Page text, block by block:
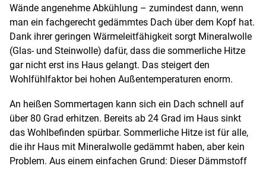
Wände angenehme Abkühlung – zumindest dann, wenn
man ein fachgerecht gedämmtes Dach über dem Kopf hat.
Dank ihrer geringen Wärmeleitfähigkeit sorgt Mineralwolle
(Glas- und Steinwolle) dafür, dass die sommerliche Hitze
gar nicht erst ins Haus gelangt. Das steigert den
Wohlfühlfaktor bei hohen Außentemperaturen enorm.
An heißen Sommertagen kann sich ein Dach schnell auf
über 80 Grad erhitzen. Bereits ab 24 Grad im Haus sinkt
das Wohlbefinden spürbar. Sommerliche Hitze ist für alle,
die ihr Haus mit Mineralwolle gedämmt haben, aber kein
Problem. Aus einem einfachen Grund: Dieser Dämmstoff